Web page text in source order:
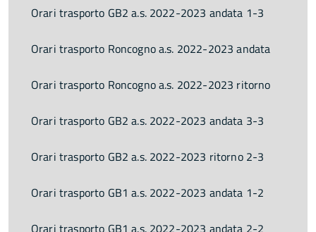
Orari trasporto GB2 a.s. 2022-2023 andata 1-3
Orari trasporto Roncogno a.s. 2022-2023 andata
Orari trasporto Roncogno a.s. 2022-2023 ritorno
Orari trasporto GB2 a.s. 2022-2023 andata 3-3
Orari trasporto GB2 a.s. 2022-2023 ritorno 2-3
Orari trasporto GB1 a.s. 2022-2023 andata 1-2
Orari trasporto GB1 a.s. 2022-2023 andata 2-2